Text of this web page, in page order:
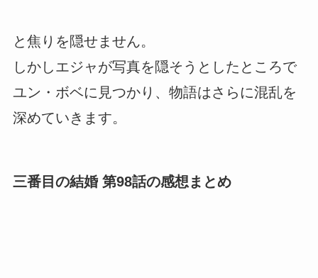
と焦りを隠せません。
しかしエジャが写真を隠そうとしたところで
ユン・ボベに見つかり、物語はさらに混乱を
深めていきます。
三番目の結婚 第98話の感想まとめ